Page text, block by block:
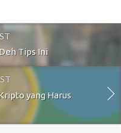
Tips Ini
yang Harus